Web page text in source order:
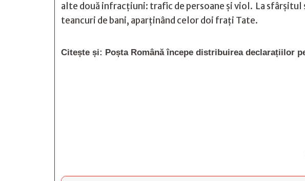
alte două infracţiuni: trafic de persoane și viol. La sfârșitul
teancuri de bani, aparținând celor doi frați Tate.
Citește și: Poșta Română începe distribuirea declarațiilor